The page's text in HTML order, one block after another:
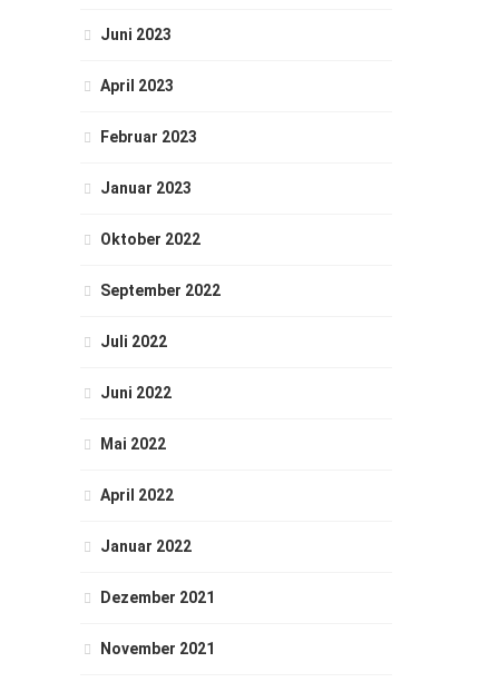
Juni 2023
April 2023
Februar 2023
Januar 2023
Oktober 2022
September 2022
Juli 2022
Juni 2022
Mai 2022
April 2022
Januar 2022
Dezember 2021
November 2021